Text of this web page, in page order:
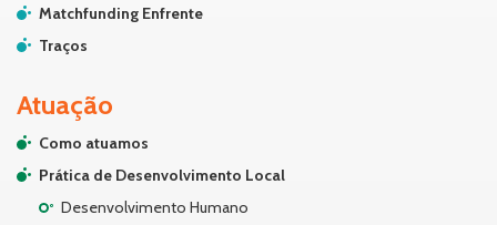
Matchfunding Enfrente
Traços
Atuação
Como atuamos
Prática de Desenvolvimento Local
Desenvolvimento Humano